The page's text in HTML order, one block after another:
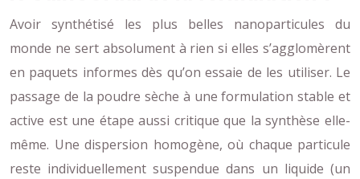
Avoir synthétisé les plus belles nanoparticules du
monde ne sert absolument à rien si elles s’agglomèrent
en paquets informes dès qu’on essaie de les utiliser. Le
passage de la poudre sèche à une formulation stable et
active est une étape aussi critique que la synthèse elle-
même. Une dispersion homogène, où chaque particule
reste individuellement suspendue dans un liquide (un